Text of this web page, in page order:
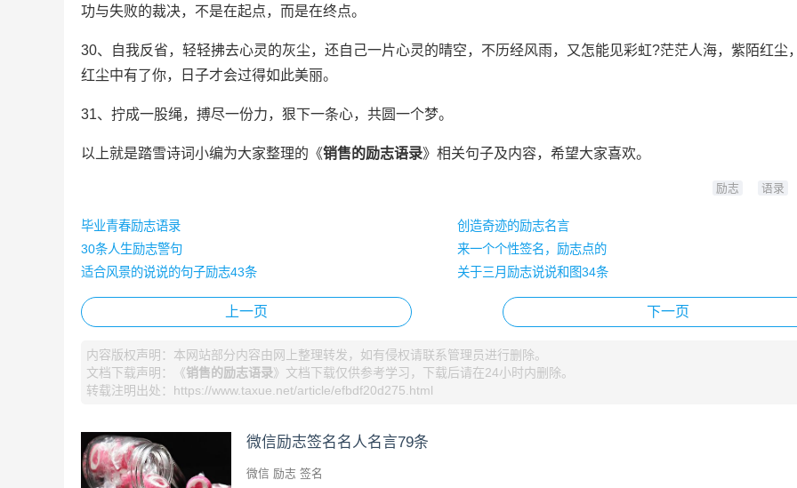
功与失败的裁决，不是在起点，而是在终点。
30、自我反省，轻轻拂去心灵的灰尘，还自己一片心灵的晴空，不历经风雨，又怎能见彩虹?茫茫人海，紫陌红尘
红尘中有了你，日子才会过得如此美丽。
31、拧成一股绳，搏尽一份力，狠下一条心，共圆一个梦。
以上就是踏雪诗词小编为大家整理的《销售的励志语录》相关句子及内容，希望大家喜欢。
励志 语录
毕业青春励志语录
创造奇迹的励志名言
30条人生励志警句
来一个个性签名，励志点的
适合风景的说说的句子励志43条
关于三月励志说说和图34条
上一页 下一页
内容版权声明：本网站部分内容由网上整理转发，如有侵权请联系管理员进行删除。
文档下载声明：《销售的励志语录》文档下载仅供参考学习，下载后请在24小时内删除。
转载注明出处：https://www.taxue.net/article/efbdf20d275.html
微信励志签名名人名言79条
微信 励志 签名